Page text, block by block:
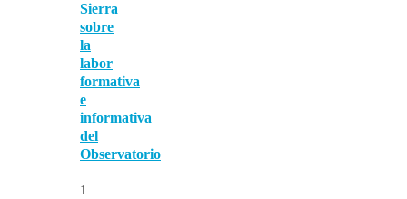
Sierra
sobre
la
labor
formativa
e
informativa
del
Observatorio
1